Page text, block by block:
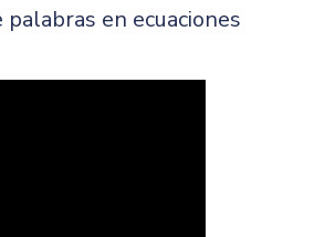
en ecuaciones